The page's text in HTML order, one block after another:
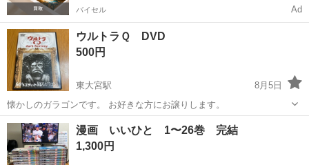
バイセル Ad
ウルトラＱ DVD
500円
東大宮駅
8月5日
懐かしのガラゴンです。 お好きな方にお譲りします。
埼玉 さいたま市 DVD/ブルーレイ
漫画 いいひと 1〜26巻 完結
1,300円